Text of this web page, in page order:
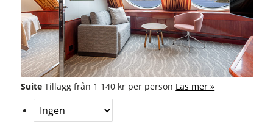
Suite Tillägg från 1 140 kr per person Läs mer »